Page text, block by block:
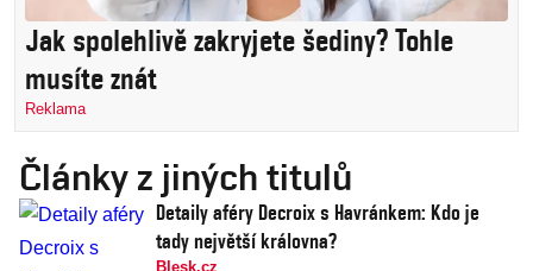
Jak spolehlivě zakryjete šediny? Tohle
musíte znát
Reklama
Články z jiných titulů
Detaily aféry Decroix s Havránkem: Kdo je
tady největší královna?
Blesk.cz